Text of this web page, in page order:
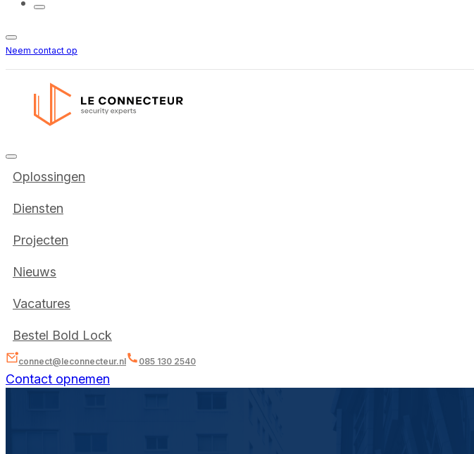
Neem contact op
Oplossingen
Diensten
Projecten
Nieuws
Vacatures
Bestel Bold Lock
connect@leconnecteur.nl 085 130 2540
Contact opnemen